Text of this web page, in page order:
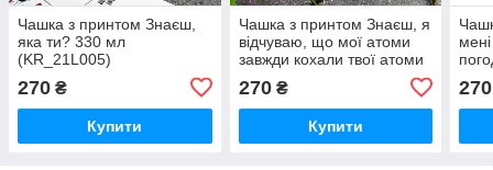
Чашка з принтом Знаєш,
яка ти? 330 мл
(KR_21L005)
270 ₴
Купити
Чашка з принтом Знаєш, я
відчуваю, що мої атоми
завжди кохали твої атоми
270₴
Купити
270